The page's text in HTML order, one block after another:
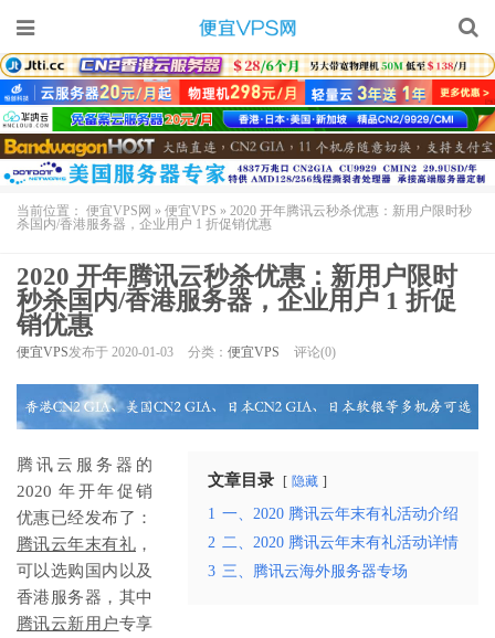
当前位置： 便宜VPS网 » 便宜VPS » 2020 开年腾讯云秒杀优惠：新用户限时秒
杀国内/香港服务器，企业用户 1 折促销优惠
2020 开年腾讯云秒杀优惠：新用户限时
秒杀国内/香港服务器，企业用户 1 折促
销优惠
便宜VPS发布于 2020-01-03 分类： 便宜VPS 评论(0)
文章目录 隐藏
1 一、2020 腾讯云年末有礼活动介绍
2 二、2020 腾讯云年末有礼活动详情
3 三、腾讯云海外服务器专场
腾讯云服务器的
2020 年开年促销
优惠已经发布了：
腾讯云年末有礼 ，
可以选购国内以及
香港服务器，其中
腾讯云新用户专享